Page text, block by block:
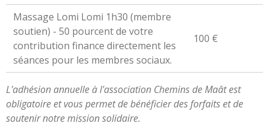
Massage Lomi Lomi 1h30 (membre
soutien) - 50 pourcent de votre
contribution finance directement les
séances pour les membres sociaux.
100 €
L'adhésion annuelle à l'association Chemins de Maât est
obligatoire et vous permet de bénéficier des forfaits et de
soutenir notre mission solidaire.